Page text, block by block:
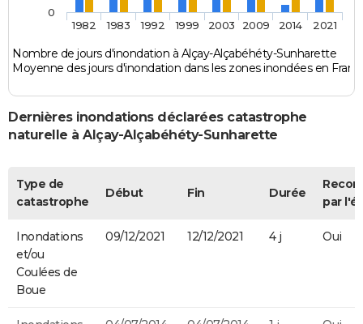
Nombre de jours d'inondation à Alçay-Alçabéhéty-Sunharette
Moyenne des jours d'inondation dans les zones inondées en
1982 1983 1992 1999 2003 2009 2014 2021
0
Dernières inondations déclarées catastrophe
naturelle à Alçay-Alçabéhéty-Sunharette
Type de
catastrophe
Début Fin Durée
par
Inondations
et/ou
Coulées de
Boue
09/12/2021 12/12/2021 4 j Oui